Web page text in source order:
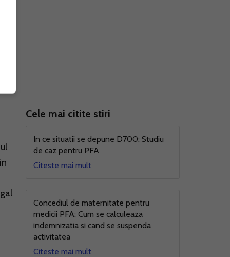
Cele mai citite stiri
In ce situatii se depune D700: Studiu
de caz pentru PFA
Citeste mai mult
Concediul de maternitate pentru
medicii PFA: Cum se calculeaza
indemnizatia si cand se suspenda
activitatea
Citeste mai mult